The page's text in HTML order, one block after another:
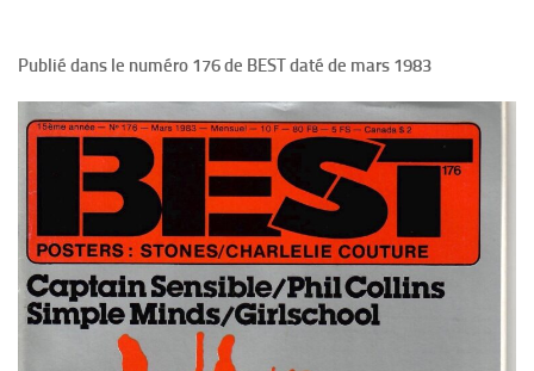
Publié dans le numéro 176 de BEST daté de mars 1983